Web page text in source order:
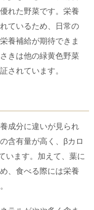
れた野菜です。栄養
ているため、日常の
養補給が期待できま
きは他の緑黄色野菜
されています。
成分に違いが見られ
含有量が高く、βカロ
います。加えて、葉に
、食べる際には栄養